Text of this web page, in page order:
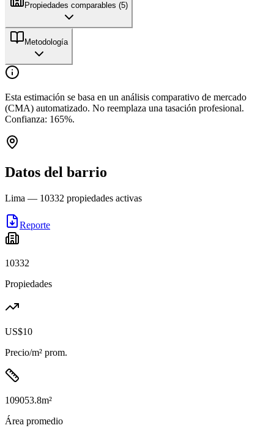
Propiedades comparables (5)
Metodología
Esta estimación se basa en un análisis comparativo de mercado
(CMA) automatizado. No reemplaza una tasación profesional.
Confianza: 165%.
Datos del barrio
Lima — 10332 propiedades activas
Reporte
10332
Propiedades
US$10
Precio/m² prom.
109053.8m²
Área promedio